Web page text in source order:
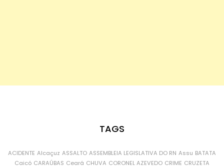
TAGS
ACIDENTE Alcaçuz ASSALTO ASSEMBLEIA LEGISLATIVA DO RN Assu BATATA
Caicó CARAÚBAS Ceará CHUVA CORONEL AZEVEDO CRIME CRUZETA